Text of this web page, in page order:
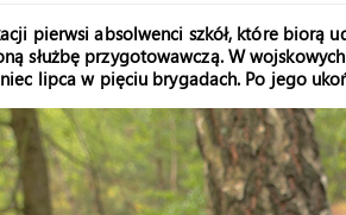
pierwsi absolwenci szkół, które biorą
służbę przygotowawczą. W
lipca w pięciu brygadach. Po jego